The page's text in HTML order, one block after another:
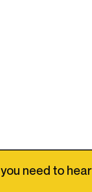
need to hear